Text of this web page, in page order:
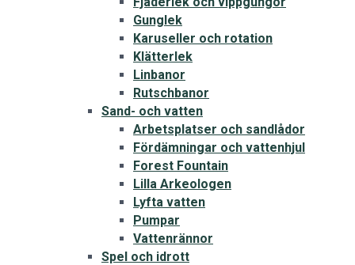
Gunglek
Karuseller och rotation
Klätterlek
Linbanor
Rutschbanor
Sand- och vatten
Arbetsplatser och sandlådor
Fördämningar och vattenhjul
Forest Fountain
Lilla Arkeologen
Lyfta vatten
Pumpar
Vattenrännor
Spel och idrott